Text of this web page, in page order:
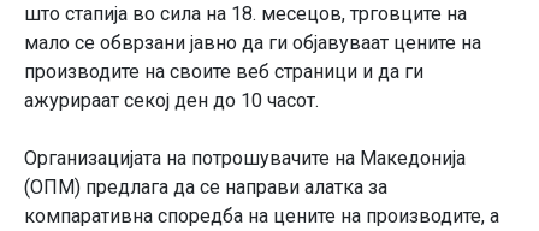
што стапија во сила на 18. месецов, трговците на
мало се обврзани јавно да ги објавуваат цените на
производите на своите веб страници и да ги
ажурираат секој ден до 10 часот.
Организацијата на потрошувачите на Македонија
(ОПМ) предлага да се направи алатка за
компаративна споредба на цените на производите, а